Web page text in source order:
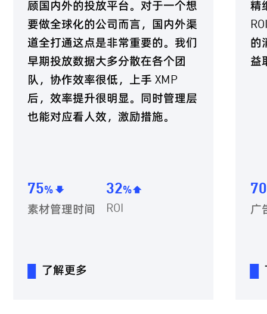
内外的投放平台。对于一个想
全球化的公司而言，国内外渠
打通这点是非常重要的。我们
投放数据大多分散在各个团
协作效率很低，上手 XMP
效率提升很明显。同时管理层
对应看人效，激励措施。
管理时间 ROI
了解更多
精细化能
ROI 的情
的消耗显
益取得 2
广告创建
了解更